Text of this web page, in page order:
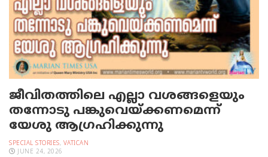
ജീവിതത്തിലെ എല്ലാ വശങ്ങളെയും
തന്നോടു പങ്കുവെയ്ക്കണമെന്ന്
യേശു ആഗ്രഹിക്കുന്നു
SPECIAL STORIES, VATICAN
JUNE 24, 2026